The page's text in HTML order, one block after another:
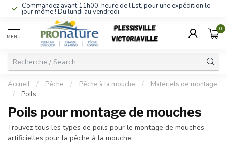
Commandez avant 11h00, heure de l’Est, pour une expédition le
jour même ! Du lundi au vendredi.
MENU
0
Accueil / Pêche / Pêche à la mouche /
Matériels de montage
/
Poils
Poils pour montage de mouches
Trouvez tous les types de poils pour le montage de mouches
artificielles pour la pêche à la mouche.